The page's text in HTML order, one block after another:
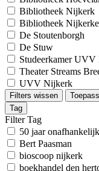
Bibliotheek Nijkerk
Bibliotheek
De Stoutenborgh
De Stuw
Studeerkamer
Theater Streams
UVV Nijkerk
Filters wissen
Tag
Filter Tag
50 jaar
Bert Paasman
bioscoop nijkerk
boekhandel den